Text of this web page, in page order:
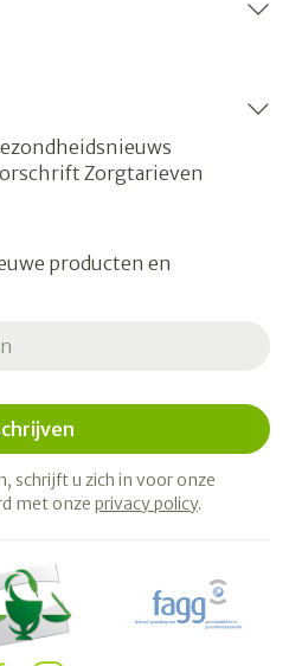
Zorgtarieven
producten en
schrijft u zich in voor onze
met onze privacy policy.